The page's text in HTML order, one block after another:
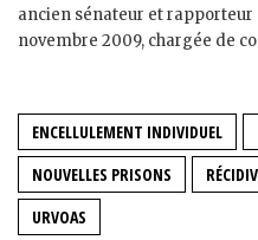
ancien sénateur et
novembre 2009, chargée de
ENCELLULEMENT INDIVIDUEL
NOUVELLES PRISONS
URVOAS